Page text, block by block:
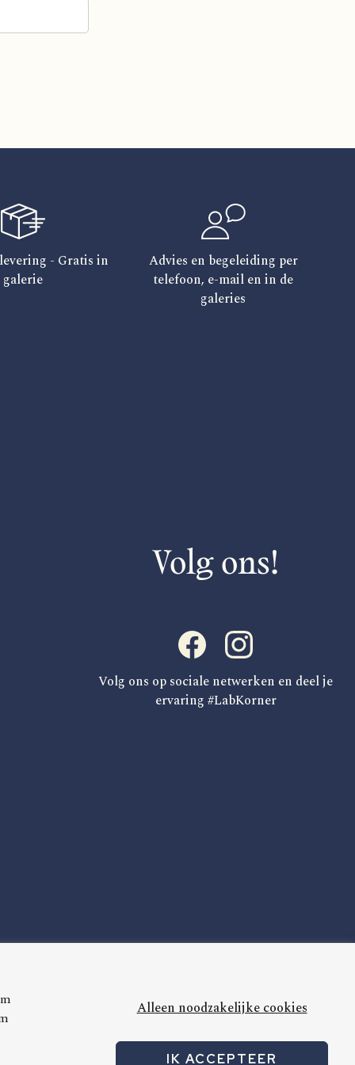
- Gratis in
galerie
Advies en begeleiding per
telefoon, e-mail en in de
galeries
Volg ons!
Volg ons op sociale netwerken en deel je
ervaring #LabKorner
Alleen noodzakelijke cookies
IK ACCEPTEER